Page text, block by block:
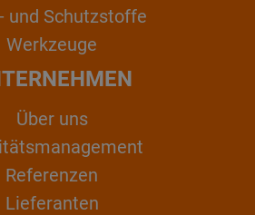
und Schutzstoffe
Werkzeuge
Über uns
Referenzen
Lieferanten